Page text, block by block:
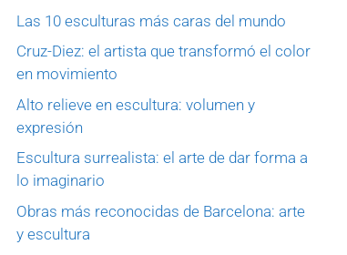
Las 10 esculturas más caras del mundo
Cruz-Diez: el artista que transformó el color
en movimiento
Alto relieve en escultura: volumen y
expresión
Escultura surrealista: el arte de dar forma a
lo imaginario
Obras más reconocidas de Barcelona: arte
y escultura